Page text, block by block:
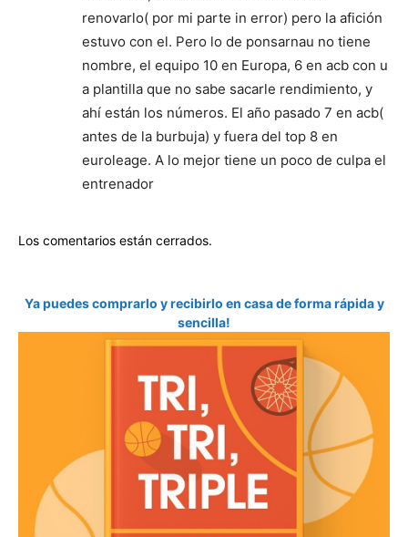
renovarlo( por mi parte in error) pero la afición
estuvo con el. Pero lo de ponsarnau no tiene
nombre, el equipo 10 en Europa, 6 en acb con u
a plantilla que no sabe sacarle rendimiento, y
ahí están los números. El año pasado 7 en acb(
antes de la burbuja) y fuera del top 8 en
euroleage. A lo mejor tiene un poco de culpa el
entrenador
Los comentarios están cerrados.
Ya puedes comprarlo y recibirlo en casa de forma rápida y
sencilla!